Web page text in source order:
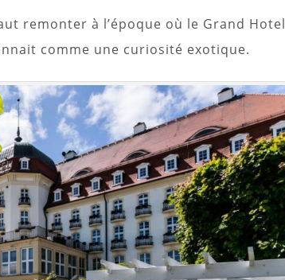
remonter à l’époque où le Grand Hotel
comme une curiosité exotique.